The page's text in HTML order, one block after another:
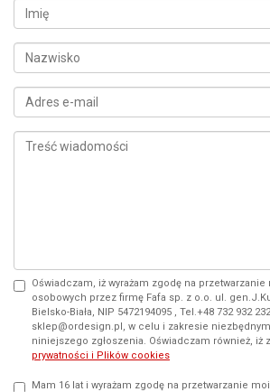
Oświadczam, iż wyrażam zgodę na
osobowych przez firmę Fafa sp. z o.o. ul.
Bielsko-Biała, NIP 5472194095 , Tel.+48 732 932
sklep@ordesign.pl, w celu i zakresie
niniejszego zgłoszenia. Oświadczam również, iż
prywatności i Plików cookies
Mam 16 lat i wyrażam zgodę na przetwarzanie